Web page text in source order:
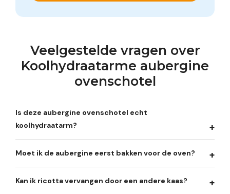
Veelgestelde vragen over
Koolhydraatarme aubergine
ovenschotel
Is deze aubergine ovenschotel echt
koolhydraatarm?
Moet ik de aubergine eerst bakken voor de oven?
Kan ik ricotta vervangen door een andere kaas?